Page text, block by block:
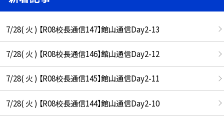
7/28( 火 ) 【R08校長通信147】館山通信Day2-13
7/28( 火 ) 【R08校長通信146】館山通信Day2-12
7/28( 火 ) 【R08校長通信145】館山通信Day2-11
7/28( 火 ) 【R08校長通信144】館山通信Day2-10